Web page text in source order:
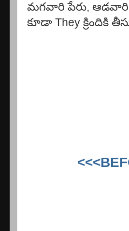
మగవారి పేరు, ఆడవారి
కూడా They క్రిందికి